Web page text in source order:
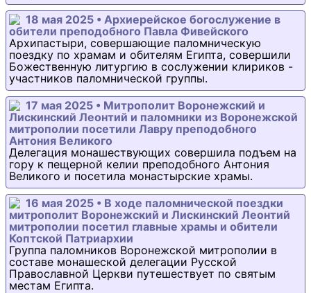
18 мая 2025 • Архиерейское богослужение в
обители преподобного Павла Фивейского
Архипастыри, совершающие паломническую
поездку по храмам и обителям Египта, совершили
Божественную литургию в сослужении клириков -
участников паломнической группы.
17 мая 2025 • Митрополит Воронежский и
Лискинский Леонтий и паломники из Воронежской
митрополии посетили Лавру преподобного
Антония Великого
Делегация монашествующих совершила подъем на
гору к пещерной келии преподобного Антония
Великого и посетила монастырские храмы.
16 мая 2025 • В ходе паломнической поездки
митрополит Воронежский и Лискинский Леонтий
митрополии посетил главные храмы и обители
Коптской Патриархии
Группа паломников Воронежской митрополии в
составе монашеской делегации Русской
Православной Церкви путешествует по святым
местам Египта.